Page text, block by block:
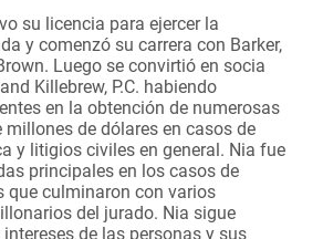
su licencia para ejercer la
y comenzó su carrera con Barker,
Luego se convirtió en socia
Killebrew, P.C. habiendo
en la obtención de numerosas
millones de dólares en casos de
y litigios civiles en general. Nia fue
principales en los casos de
que culminaron con varios
del jurado. Nia sigue
de las personas y sus